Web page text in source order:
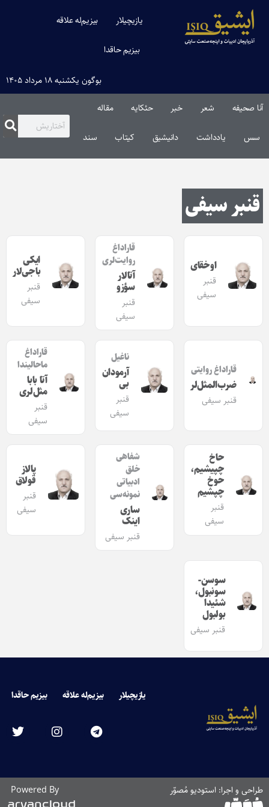
یازیچیلار بیزیم‌له علاقه
بیزیم حاقدا
بوگون یکشنبه ۱۸ مرداد ۱۴۰۵
آنا صحیفه شعر خبر حئکایه مقاله‌
سس یادداشت دانیشیق کیتاب سند
قنبر سیفی
اوخقای
قنبر
سیفی
قاراداغ
روایت‌لری
آتالار
سؤزو
قنبر
سیفی
ایکی
باجی‌لار
قنبر
سیفی
قاراداغ روایتی
ضرب‌المثل‌لر
قنبر سیفی
ناغیل
آرمودان
بی
قنبر
سیفی
قاراداغ
ماحالیندا
آتا بابا
مثل‌لری
قنبر
سیفی
حاخ
چپیشیم،
حوخ
چپشیم
قنبر
سیفی
شفاهی
خلق
ادبیاتی
نمونه‌سی
ساری
اینک
قنبر سیفی
پالاز
قولاق
قنبر
سیفی
سوسن-
سونبول،
شئیدا
بولبول
قنبر سیفی
یازیچیلار بیزیم‌له علاقه بیزیم حاقدا
طراحی و اجرا: استودیو مُصوّر Powered By